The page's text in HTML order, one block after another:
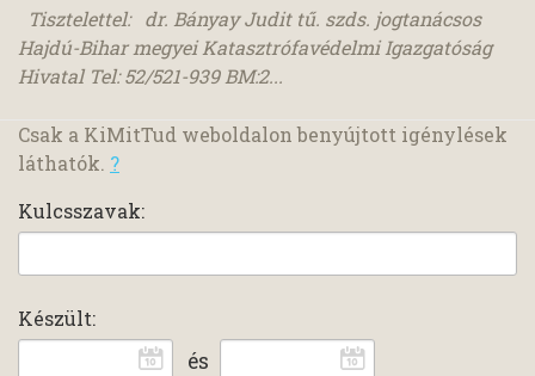
Tisztelettel: dr. Bányay Judit tű. szds. jogtanácsos
Hajdú-Bihar megyei Katasztrófavédelmi Igazgatóság
Hivatal Tel: 52/521-939 BM:2...
Csak a KiMitTud weboldalon benyújtott igénylések
láthatók. ?
Kulcsszavak:
Készült:
és